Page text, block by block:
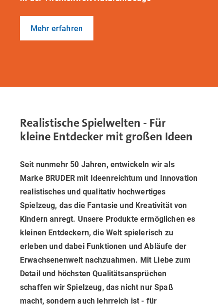
Mehr erfahren
Realistische Spielwelten - Für
kleine Entdecker mit großen Ideen
Seit nunmehr 50 Jahren, entwickeln wir als
Marke BRUDER mit Ideenreichtum und Innovation
realistisches und qualitativ hochwertiges
Spielzeug, das die Fantasie und Kreativität von
Kindern anregt. Unsere Produkte ermöglichen es
kleinen Entdeckern, die Welt spielerisch zu
erleben und dabei Funktionen und Abläufe der
Erwachsenenwelt nachzuahmen. Mit Liebe zum
Detail und höchsten Qualitätsansprüchen
schaffen wir Spielzeug, das nicht nur Spaß
macht, sondern auch lehrreich ist - für